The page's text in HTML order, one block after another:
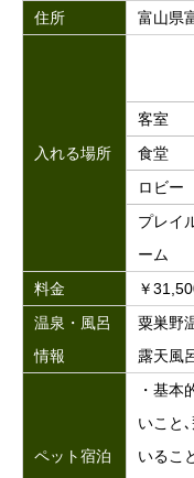
住所 富山県
入れる場所
客室
食堂
ロビー
プレイ
ーム
料金
￥
温泉・風呂
情報
粟巣野
露天風
ペット宿泊
・基本
いこと
いるこ